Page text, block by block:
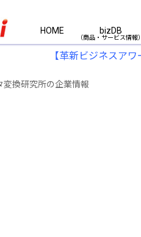
HOME bizDB
【革新ビジネスア
変換研究所の企業情報